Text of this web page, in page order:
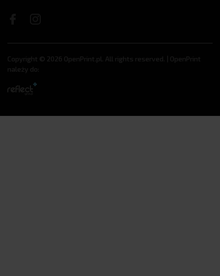
Copyright © 2026 OpenPrint.pl. All rights reserved. | OpenPrint
należy do: